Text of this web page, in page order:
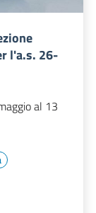
l'a.s. 26-
al 13